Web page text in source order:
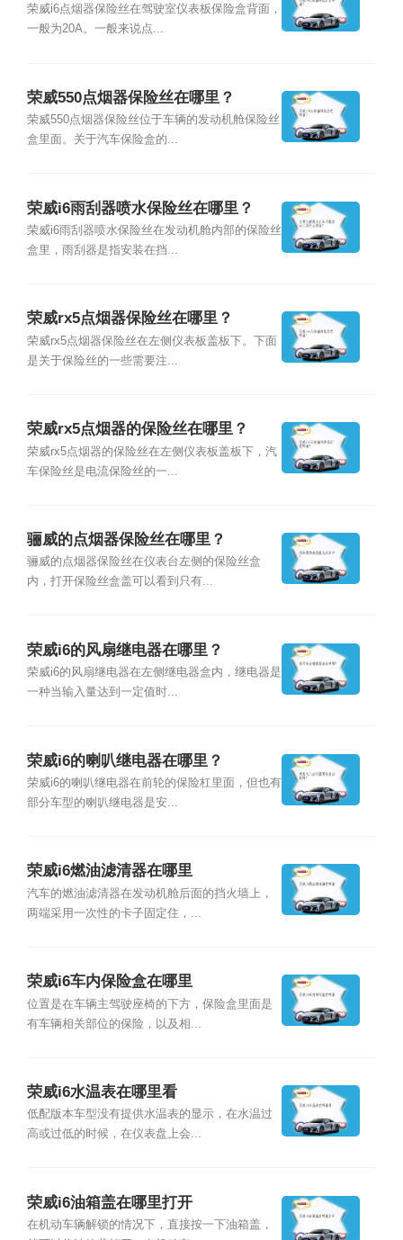
荣威i6点烟器保险丝在驾驶室仪表板保险盒背面，
一般为20A。一般来说点...
荣威550点烟器保险丝在哪里？
荣威550点烟器保险丝位于车辆的发动机舱保险丝
盒里面。关于汽车保险盒的...
荣威i6雨刮器喷水保险丝在哪里？
荣威i6雨刮器喷水保险丝在发动机舱内部的保险丝
盒里，雨刮器是指安装在挡...
荣威rx5点烟器保险丝在哪里？
荣威rx5点烟器保险丝在左侧仪表板盖板下。下面
是关于保险丝的一些需要注...
荣威rx5点烟器的保险丝在哪里？
荣威rx5点烟器的保险丝在左侧仪表板盖板下，汽
车保险丝是电流保险丝的一...
骊威的点烟器保险丝在哪里？
骊威的点烟器保险丝在仪表台左侧的保险丝盒
内，打开保险丝盒盖可以看到只有...
荣威i6的风扇继电器在哪里？
荣威i6的风扇继电器在左侧继电器盒内，继电器是
一种当输入量达到一定值时...
荣威i6的喇叭继电器在哪里？
荣威i6的喇叭继电器在前轮的保险杠里面，但也有
部分车型的喇叭继电器是安...
荣威i6燃油滤清器在哪里
汽车的燃油滤清器在发动机舱后面的挡火墙上，
两端采用一次性的卡子固定住，...
荣威i6车内保险盒在哪里
位置是在车辆主驾驶座椅的下方，保险盒里面是
有车辆相关部位的保险，以及相...
荣威i6水温表在哪里看
低配版本车型没有提供水温表的显示，在水温过
高或过低的时候，在仪表盘上会...
荣威i6油箱盖在哪里打开
在机动车辆解锁的情况下，直接按一下油箱盖，